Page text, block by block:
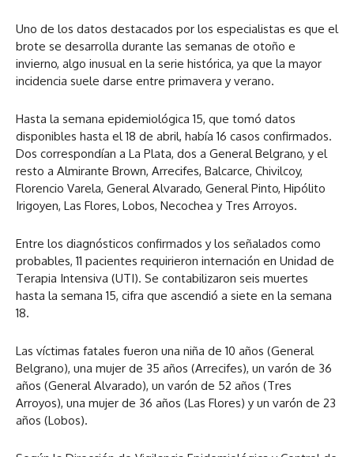
Uno de los datos destacados por los especialistas es que el
brote se desarrolla durante las semanas de otoño e
invierno, algo inusual en la serie histórica, ya que la mayor
incidencia suele darse entre primavera y verano.
Hasta la semana epidemiológica 15, que tomó datos
disponibles hasta el 18 de abril, había 16 casos confirmados.
Dos correspondían a La Plata, dos a General Belgrano, y el
resto a Almirante Brown, Arrecifes, Balcarce, Chivilcoy,
Florencio Varela, General Alvarado, General Pinto, Hipólito
Irigoyen, Las Flores, Lobos, Necochea y Tres Arroyos.
Entre los diagnósticos confirmados y los señalados como
probables, 11 pacientes requirieron internación en Unidad de
Terapia Intensiva (UTI). Se contabilizaron seis muertes
hasta la semana 15, cifra que ascendió a siete en la semana
18.
Las víctimas fatales fueron una niña de 10 años (General
Belgrano), una mujer de 35 años (Arrecifes), un varón de 36
años (General Alvarado), un varón de 52 años (Tres
Arroyos), una mujer de 36 años (Las Flores) y un varón de 23
años (Lobos).